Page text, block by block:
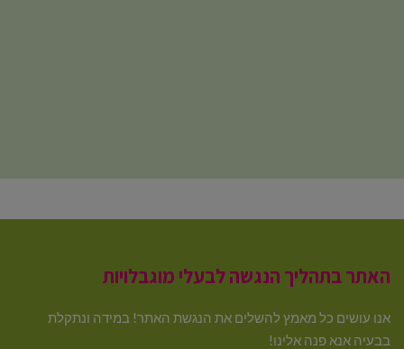
האתר בתהליך הנגשה לבעלי מוגבלויות
אנו עושים כל מאמץ להשלים את הנגשת האתר! במידה ונתקלת
בבעיה אנא פנה אלינו!